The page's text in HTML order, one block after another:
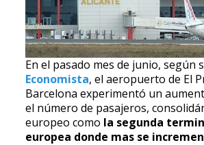
En el pasado mes de junio, según
Economista, el aeropuerto de El
Barcelona experimentó un
el número de pasajeros,
europeo como la segunda
europea donde mas se